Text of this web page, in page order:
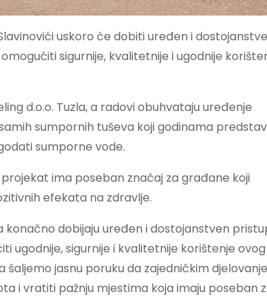
uskoro će dobiti uređen i
sigurnije, kvalitetnije i ugodnije
d.o.o. Tuzla, a radovi obuhvataju uređenje
sumpornih tuševa koji godinama
sumporne vode.
ima poseban značaj za građane koji
efekata na zdravlje.
konačno dobijaju uređen i dostojanstven
ugodnije, sigurnije i kvalitetnije korištenje ovog
jasnu poruku da zajedničkim
i vratiti pažnju mjestima koja imaju poseban